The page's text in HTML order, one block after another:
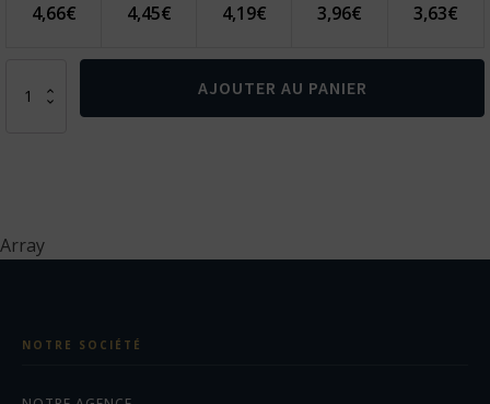
4,66€ 4,45€ 4,19€ 3,96€ 3,63€
ABS
AJOUTER AU PANIER
Array
NOTRE SOCIÉTÉ